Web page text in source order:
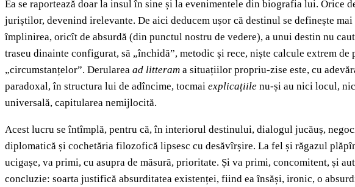
Ea se raportează doar la insul în sine și la evenimentele din biografia lui.
juriștilor, devenind irelevante. De aici deducem ușor că destinul se definește
împlinirea, oricît de absurdă (din punctul nostru de vedere), a unui destin nu
traseu dinainte configurat, să „închidă”, metodic și rece, niște calcule extrem
„circumstanțelor”. Derularea ad litteram a situațiilor propriu-zise este, cu
paradoxal, în structura lui de adîncime, tocmai explicațiile nu-și au nici locul,
universală, capitularea nemijlocită.
Acest lucru se întîmplă, pentru că, în interiorul destinului, dialogul jucăuș,
diplomatică și cochetăria filozofică lipsesc cu desăvîrșire. La fel și răgazul
ucigașe, va primi, cu asupra de măsură, prioritate. Și va primi, concomitent, și
concluzie: soarta justifică absurditatea existenței, fiind ea însăși, ironic, o